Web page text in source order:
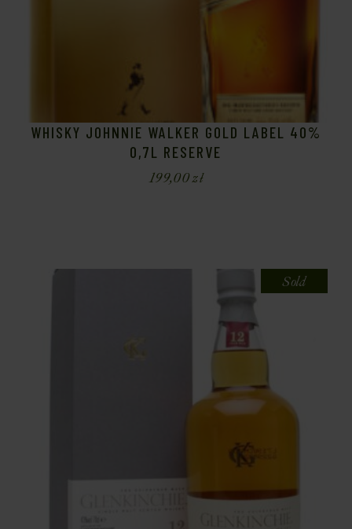
WHISKY JOHNNIE WALKER GOLD LABEL 40%
0,7L RESERVE
199,00zł
Sold